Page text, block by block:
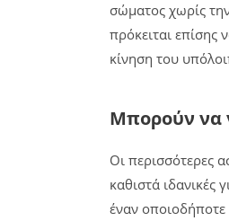
σώματος χωρίς
πρόκειται
κίνηση του
Μπορούν να
Οι περισσότερες
καθιστά
έναν